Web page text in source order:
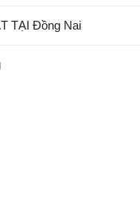
TẠI Đồng Nai